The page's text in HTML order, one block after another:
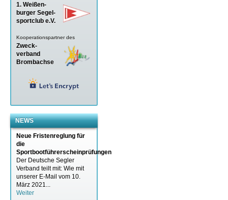
1. Weißen-
burger Segel-
sportclub e.V.
Kooperationspartner des
Zweck-
verband
Brombachse
NEWS
Neue Fristenreglung für
die
Sportbootführerscheinprüfungen
Der Deutsche Segler
Verband teilt mit: Wie mit
unserer E-Mail vom 10.
März 2021...
Weiter